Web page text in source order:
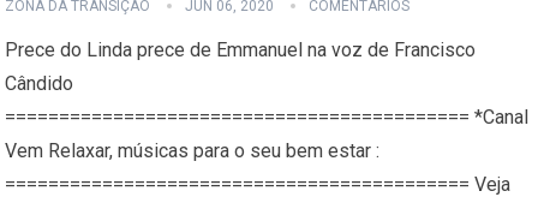
ZONA DA TRANSIÇÃO JUN 06, 2020 COMENTÁRIOS
Prece do Linda prece de Emmanuel na voz de Francisco
Cândido
=========================================== *Canal
Vem Relaxar, músicas para o seu bem estar :
=========================================== Veja